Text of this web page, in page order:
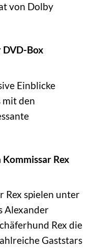
von Dolby
DVD-Box
Einblicke
mit den
Rex
Rex spielen unter
Alexander
Rex die
Gaststars